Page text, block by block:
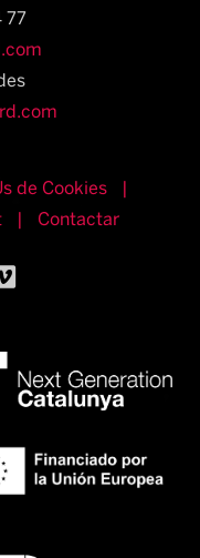
77
de Cookies
Contactar
twitter
a facebook